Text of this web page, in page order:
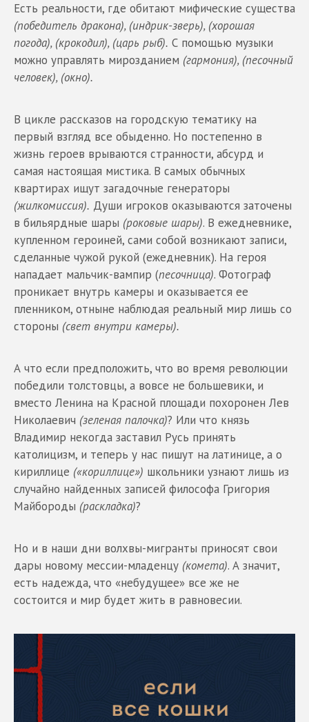
Есть реальности, где обитают мифические существа
(победитель дракона), (индрик-зверь), (хорошая
погода), (крокодил), (царь рыб). С помощью музыки
можно управлять мирозданием (гармония), (песочный
человек), (окно).
В цикле рассказов на городскую тематику на
первый взгляд все обыденно. Но постепенно в
жизнь героев врываются странности, абсурд и
самая настоящая мистика. В самых обычных
квартирах ищут загадочные генераторы
(жилкомиссия). Души игроков оказываются заточены
в бильярдные шары (роковые шары). В ежедневнике,
купленном героиней, сами собой возникают записи,
сделанные чужой рукой (ежедневник). На героя
нападает мальчик-вампир (песочница). Фотограф
проникает внутрь камеры и оказывается ее
пленником, отныне наблюдая реальный мир лишь со
стороны (свет внутри камеры).
А что если предположить, что во время революции
победили толстовцы, а вовсе не большевики, и
вместо Ленина на Красной площади похоронен Лев
Николаевич (зеленая палочка)? Или что князь
Владимир некогда заставил Русь принять
католицизм, и теперь у нас пишут на латинице, а о
кириллице («кориллице») школьники узнают лишь из
случайно найденных записей философа Григория
Майбороды (раскладка)?
Но и в наши дни волхвы-мигранты приносят свои
дары новому мессии-младенцу (комета). А значит,
есть надежда, что «небудущее» все же не
состоится и мир будет жить в равновесии.